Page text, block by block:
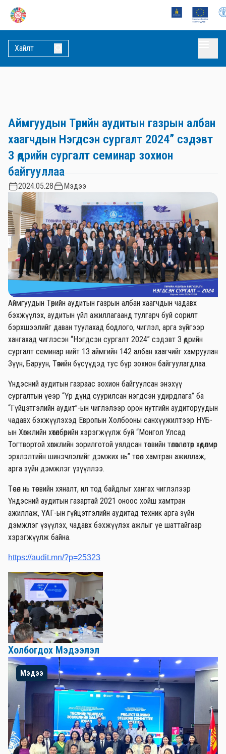
Аймгуудын Төрийн аудитын газрын албан
хаагчдын Нэгдсэн сургалт 2024” сэдэвт
3 өдрийн сургалт семинар зохион
байгууллаа
2024.05.28 Мэдээ
Аймгуудын Төрийн аудитын газрын албан хаагчдын чадавх
бэхжүүлэх, аудитын үйл ажиллагаанд тулгарч буй сорилт
бэрхшээлийг даван туулахад бодлого, чиглэл, арга зүйгээр
хангахад чиглэсэн “Нэгдсэн сургалт 2024” сэдэвт 3 өдрийн
сургалт семинар нийт 13 аймгийн 142 албан хаагчийг хамруулан
Зүүн, Баруун, Төвийн бүсүүдэд тус бүр зохион байгуулагдлаа.
Үндэсний аудитын газраас зохион байгуулсан энэхүү
сургалтын үеэр “Үр дүнд суурилсан нэгдсэн удирдлага” ба
“Гүйцэтгэлийн аудит”-ын чиглэлээр орон нутгийн аудиторуудын
чадавх бэхжүүлэхэд Европын Холбооны санхүүжилтээр НҮБ-
ын Хөгжлийн хөтөлбөрийн хэрэгжүүлж буй “Монгол Улсад
Тогтвортой хөгжлийн зорилготой уялдсан төсвийн төлөвлөлтөөр хөдөлмөр
эрхлэлтийн шинэчлэлийг дэмжих нь” төсөл хамтран ажиллаж,
арга зүйн дэмжлэг үзүүллээ.
Төсөл нь төсвийн хяналт, ил тод байдлыг хангах чиглэлээр
Үндэсний аудитын газартай 2021 оноос хойш хамтран
ажиллаж, ҮАГ-ын гүйцэтгэлийн аудитад техник арга зүйн
дэмжлэг үзүүлэх, чадавх бэхжүүлэх ажлыг үе шаттайгаар
хэрэгжүүлж байна.
https://audit.mn/?p=25323
Холбогдох Мэдээлэл
Мэдээ